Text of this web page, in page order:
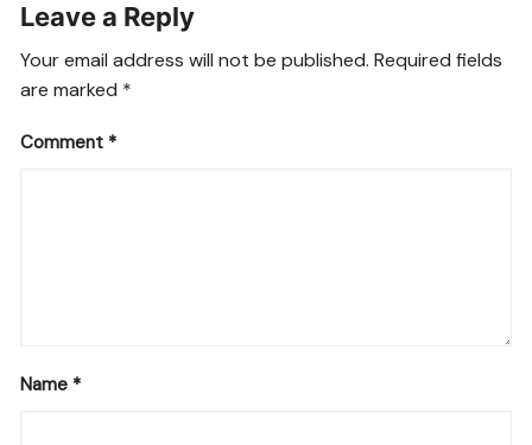
Leave a Reply
Your email address will not be published. Required fields
are marked *
Comment *
Name *